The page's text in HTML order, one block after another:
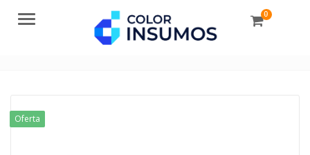
Menu 0
Oferta